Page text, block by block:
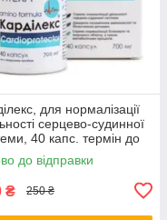
для нормалізації
серцево-судинної
40 капс. термін до
до відправки
₴ 250 ₴